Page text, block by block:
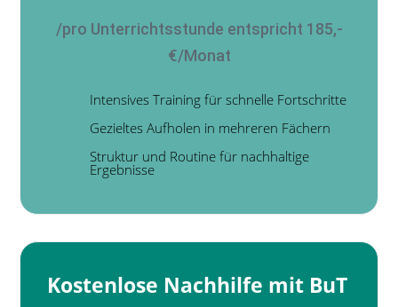
/pro Unterrichtsstunde entspricht 185,-
€/Monat
Intensives Training für schnelle Fortschritte
Gezieltes Aufholen in mehreren Fächern
Struktur und Routine für nachhaltige
Ergebnisse
Kostenlose Nachhilfe mit BuT